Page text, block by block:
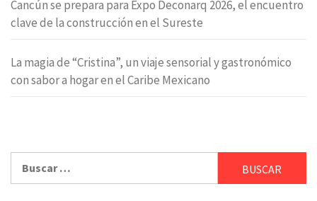
Cancún se prepara para Expo Deconarq 2026, el encuentro
clave de la construcción en el Sureste
La magia de “Cristina”, un viaje sensorial y gastronómico
con sabor a hogar en el Caribe Mexicano